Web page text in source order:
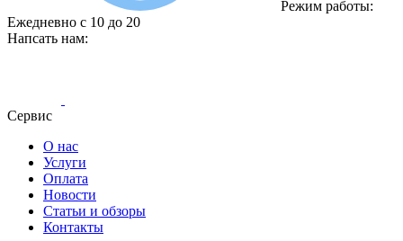
Режим работы:
Ежедневно с 10 до 20
Напсать нам:
Сервис
О нас
Услуги
Оплата
Новости
Статьи и обзоры
Контакты